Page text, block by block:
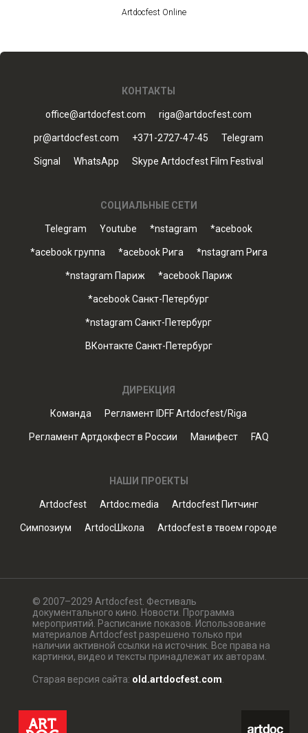
Artdocfest Online
КОНТАКТЫ
office@artdocfest.com riga@artdocfest.com
pr@artdocfest.com +371-2727-47-45 Telegram
Signal WhatsApp Skype Artdocfest Film Festival
СОЦИАЛЬНЫЕ СЕТИ
Telegram Youtube *nstagram *acebook
*acebook группа *acebook Рига *nstagram Рига
*nstagram Париж *acebook Париж
*acebook Санкт-Петербург
*nstagram Санкт-Петербург
ВКонтакте Санкт-Петербург
ДИРЕКЦИЯ
Команда Регламент IDFF Artdocfest/Riga
Регламент Артдокфест в России Манифест FAQ
НАШИ ПРОЕКТЫ
Artdocfest Artdoc.media Artdocfest Питчинг
Симпозиум ArtdocШкола Artdocfest в твоем городе
© 2007–2029 Artdocfest. Фестиваль
документального кино. Новости. Программа
мероприятий. Расписание показов. Использование
материалов Artdocfest разрешено только при
наличии активной ссылки на источник. Все права на
картинки, видео и тексты принадлежат их авторам.
Старая версия сайта: old.artdocfest.com